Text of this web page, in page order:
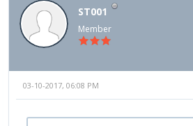
ST001
Member
03-10-2017, 06:08 PM